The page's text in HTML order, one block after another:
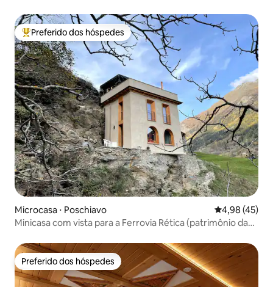
Entre os melhores preferidos dos hóspedes
Preferido dos hóspedes
Microcasa ⋅ Poschiavo 4,98 de uma
4,98 (45)
Minicasa com vista para a Ferrovia Rética (patrimônio da
Preferido dos hóspedes
Preferido dos hóspedes